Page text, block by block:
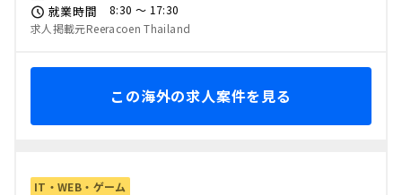
就業時間
8:30 〜 17:30
求人掲載元Reeracoen Thailand
この海外の求人案件を見る
IT・WEB・ゲーム